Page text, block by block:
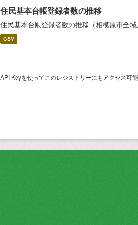
住民基本台帳登録者数の推移
住民基本台帳登録者数の推移（相模原市全
CSV
API Keyを使ってこのレジストリーにもアクセス可